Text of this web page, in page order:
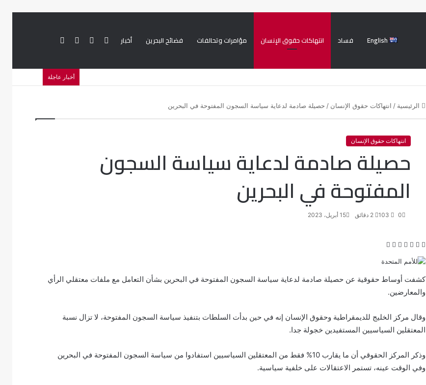
أخبار فضائح البحرين مؤامرات وتحالفات انتهاكات حقوق الإنسان فساد English بحث تسجيل تويتر
أخبار عاجلة
الرئيسية / انتهاكات حقوق الإنسان / حصيلة صادمة لدعاية سياسة السجون المفتوحة في البحرين
انتهاكات حقوق الإنسان
حصيلة صادمة لدعاية سياسة السجون
المفتوحة في البحرين
15 أبريل، 2023 0
ف
ي
س
ك
ت
ي
ل
ن
إ
u
m
b
l
ب
ن
ر
س
ت
e
d
i
ت
س
كشفت أوساط حقوقية عن حصيلة صادمة لدعاية سياسة السجون المفتوحة في البحرين بشأن التعامل مع ملفات معتقلي الرأي
والمعارضين.
وقال مركز الخليج للديمقراطية وحقوق الإنسان إنه في حين بدأت السلطات بتنفيذ سياسة السجون المفتوحة، لا تزال نسبة
المعتقلين السياسيين المستفيدين خجولة جدا.
وذكر المركز الحقوقي أن ما يقارب 10% فقط من المعتقلين السياسيين استفادوا من سياسة السجون المفتوحة في البحرين
وفي الوقت عينه، تستمر الاعتقالات على خلفية سياسية.